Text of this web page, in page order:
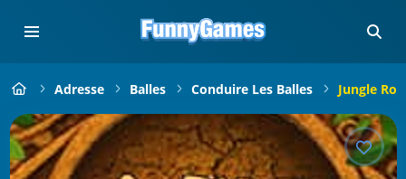
Adresse Balles Conduire Les Balles Jungle